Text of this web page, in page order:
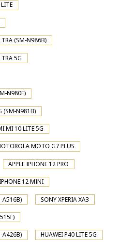
(SM-N986B)
5G
N980F)
(SM-N981B)
MI 10 LITE 5G
MOTO G7 PLUS
APPLE IPHONE 12 PRO
12 MINI
A516B) SONY XPERIA XA3
A426B) HUAWEI P40 LITE 5G